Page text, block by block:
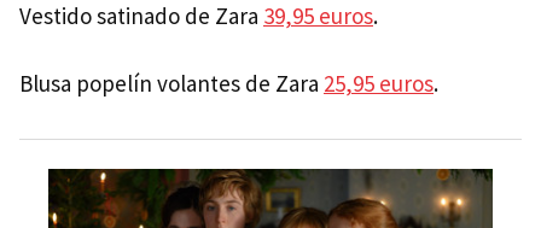
Vestido satinado de Zara 39,95 euros.
Blusa popelín volantes de Zara 25,95 euros.